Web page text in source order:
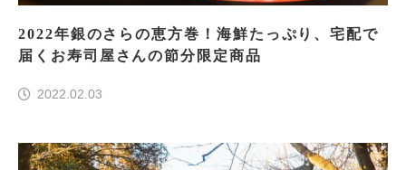
2022年銀のさらの恵方巻！海鮮たっぷり、宅配で
届くお寿司屋さんの節分限定商品
2022.02.03